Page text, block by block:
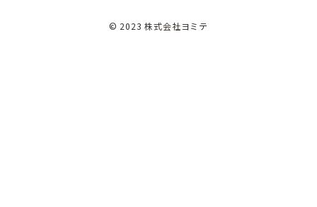
© 2023 株式会社ヨミテ